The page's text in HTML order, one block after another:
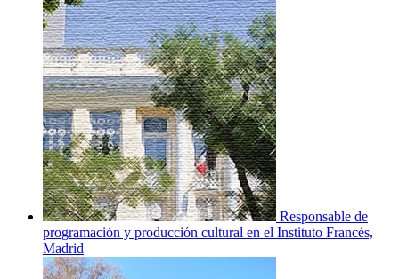
Responsable de
programación y producción cultural en el Instituto Francés,
Madrid